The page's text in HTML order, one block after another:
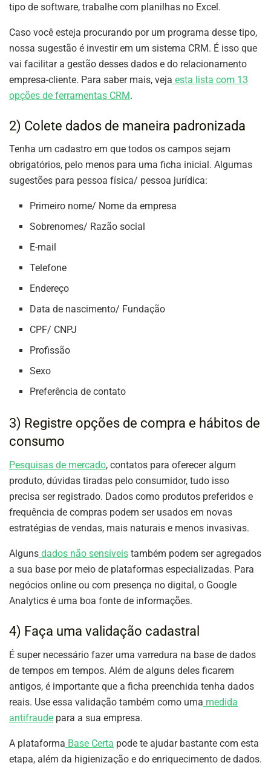
tipo de software, trabalhe com planilhas no Excel.
Caso você esteja procurando por um programa desse tipo,
nossa sugestão é investir em um sistema CRM. É isso que
vai facilitar a gestão desses dados e do relacionamento
empresa-cliente. Para saber mais, veja esta lista com 13
opções de ferramentas CRM.
2) Colete dados de maneira padronizada
Tenha um cadastro em que todos os campos sejam
obrigatórios, pelo menos para uma ficha inicial. Algumas
sugestões para pessoa física/ pessoa jurídica:
Primeiro nome/ Nome da empresa
Sobrenomes/ Razão social
E-mail
Telefone
Endereço
Data de nascimento/ Fundação
CPF/ CNPJ
Profissão
Sexo
Preferência de contato
3) Registre opções de compra e hábitos de
consumo
Pesquisas de mercado, contatos para oferecer algum
produto, dúvidas tiradas pelo consumidor, tudo isso
precisa ser registrado. Dados como produtos preferidos e
frequência de compras podem ser usados em novas
estratégias de vendas, mais naturais e menos invasivas.
Alguns dados não sensíveis também podem ser agregados
a sua base por meio de plataformas especializadas. Para
negócios online ou com presença no digital, o Google
Analytics é uma boa fonte de informações.
4) Faça uma validação cadastral
É super necessário fazer uma varredura na base de dados
de tempos em tempos. Além de alguns deles ficarem
antigos, é importante que a ficha preenchida tenha dados
reais. Use essa validação também como uma medida
antifraude para a sua empresa.
A plataforma Base Certa pode te ajudar bastante com esta
etapa, além da higienização e do enriquecimento de dados.